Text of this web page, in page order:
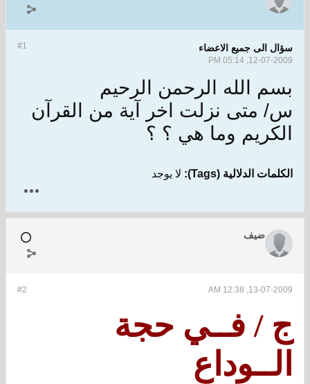
#1 سؤال الى جميع الاعضاء
12-07-2009, 05:14 PM
بسم الله الرحمن الرحيم
س/ متى نزلت اخر آية من القرآن
الكريم وما هي ؟ ؟
الكلمات الدلالية (Tags): لا يوجد
ضيف
#2 13-07-2009, 12:38 AM
ج / فــي حجة
الــوداع